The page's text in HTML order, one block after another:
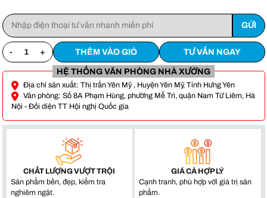
- + THÊM VÀO GIỎ TƯ VẤN NGAY
HỆ THỐNG VĂN PHÒNG NHÀ XƯỞNG
Địa chỉ sản xuất: Thị trấn Yên Mỹ , Huyện Yên Mỹ, Tỉnh Hưng Yên
Văn phòng: Số 8A Phạm Hùng, phường Mễ Trì, quận Nam Từ Liêm, Hà
Nội - Đối diện TT Hội nghị Quốc gia
CHẤT LƯỢNG VƯỢT TRỘI
Sản phẩm bền, đẹp, kiểm tra
nghiêm ngặt.
GIÁ CẢ HỢP LÝ
Cạnh tranh, phù hợp với giá trị sản
phẩm.